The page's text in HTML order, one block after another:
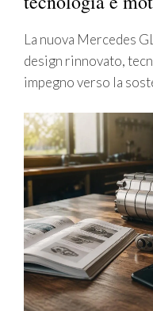
La nuova Mercedes
design rinnovato,
impegno verso la